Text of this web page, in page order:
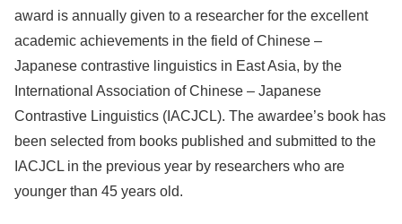
award is annually given to a researcher for the excellent
academic achievements in the field of Chinese –
Japanese contrastive linguistics in East Asia, by the
International Association of Chinese – Japanese
Contrastive Linguistics (IACJCL). The awardee’s book has
been selected from books published and submitted to the
IACJCL in the previous year by researchers who are
younger than 45 years old.